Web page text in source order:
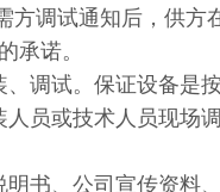
方调试通知后，供
承诺。
调试。保证设备是
员或技术人员现场
书、公司宣传资料